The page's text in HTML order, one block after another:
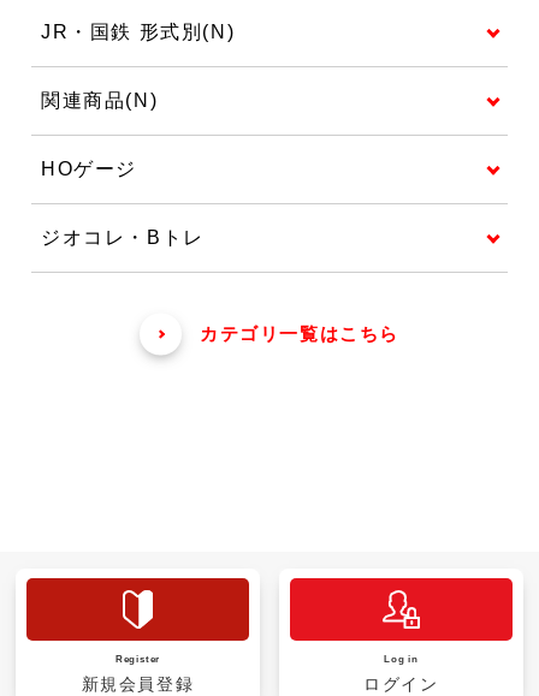
JR・国鉄 形式別(N)
関連商品(N)
HOゲージ
ジオコレ・Bトレ
カテゴリ一覧はこちら
Register
新規会員登録
Log in
ログイン